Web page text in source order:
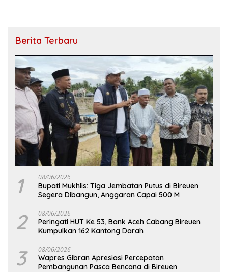
Berita Terbaru
1 08/06/2026
Bupati Mukhlis: Tiga Jembatan Putus di Bireuen
Segera Dibangun, Anggaran Capai 500 M
2 08/06/2026
Peringati HUT Ke 53, Bank Aceh Cabang Bireuen
Kumpulkan 162 Kantong Darah
3 08/06/2026
Wapres Gibran Apresiasi Percepatan
Pembangunan Pasca Bencana di Bireuen